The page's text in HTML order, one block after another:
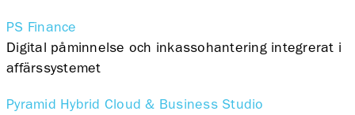
PS Finance
Digital påminnelse och inkassohantering integrerat i
affärssystemet
Pyramid Hybrid Cloud & Business Studio